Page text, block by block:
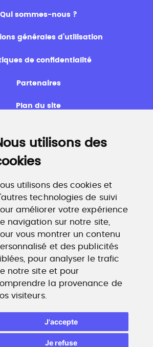
utilisons des
utilisons des cookies et
technologies de suivi
améliorer votre expérience
navigation sur notre site,
vous montrer un contenu
et des publicités
pour analyser le trafic
notre site et pour
la provenance de
visiteurs.
J'accepte
Je refuse
Qui sommes-nous ?
générales d’utilisation
de confidentialité
Partenaires
Plan du site
Emploi
secteur culturel 784.000 visites et
Formation
annuaire des formations aux métiers
de la culture.
formation.com
professionnel
coaching, techniques de
d'emploi, entretien conseil.
competences.com
secteur culturel, une cvthèque de